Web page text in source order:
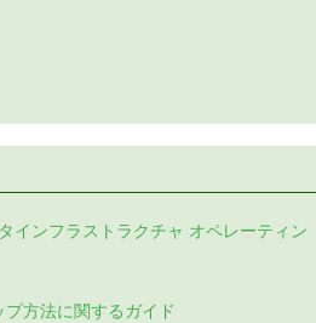
インフラストラクチャ オペレーティン
プ方法に関するガイド